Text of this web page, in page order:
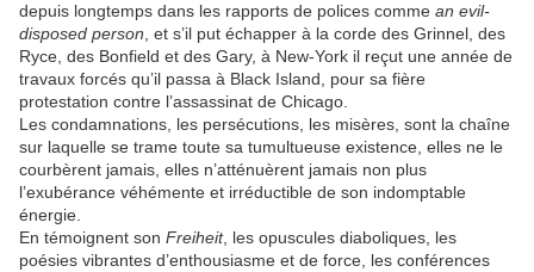
depuis longtemps dans les rapports de polices comme an evil-
disposed person , et s’il put échapper à la corde des Grinnel, des
Ryce, des Bonfield et des Gary, à New-York il reçut une année de
travaux forcés qu’il passa à Black Island, pour sa fière
protestation contre l’assassinat de Chicago.
Les condamnations, les persécutions, les misères, sont la chaîne
sur laquelle se trame toute sa tumultueuse existence, elles ne le
courbèrent jamais, elles n’atténuèrent jamais non plus
l’exubérance véhémente et irréductible de son indomptable
énergie.
En témoignent son Freiheit, les opuscules diaboliques, les
poésies vibrantes d’enthousiasme et de force, les conférences